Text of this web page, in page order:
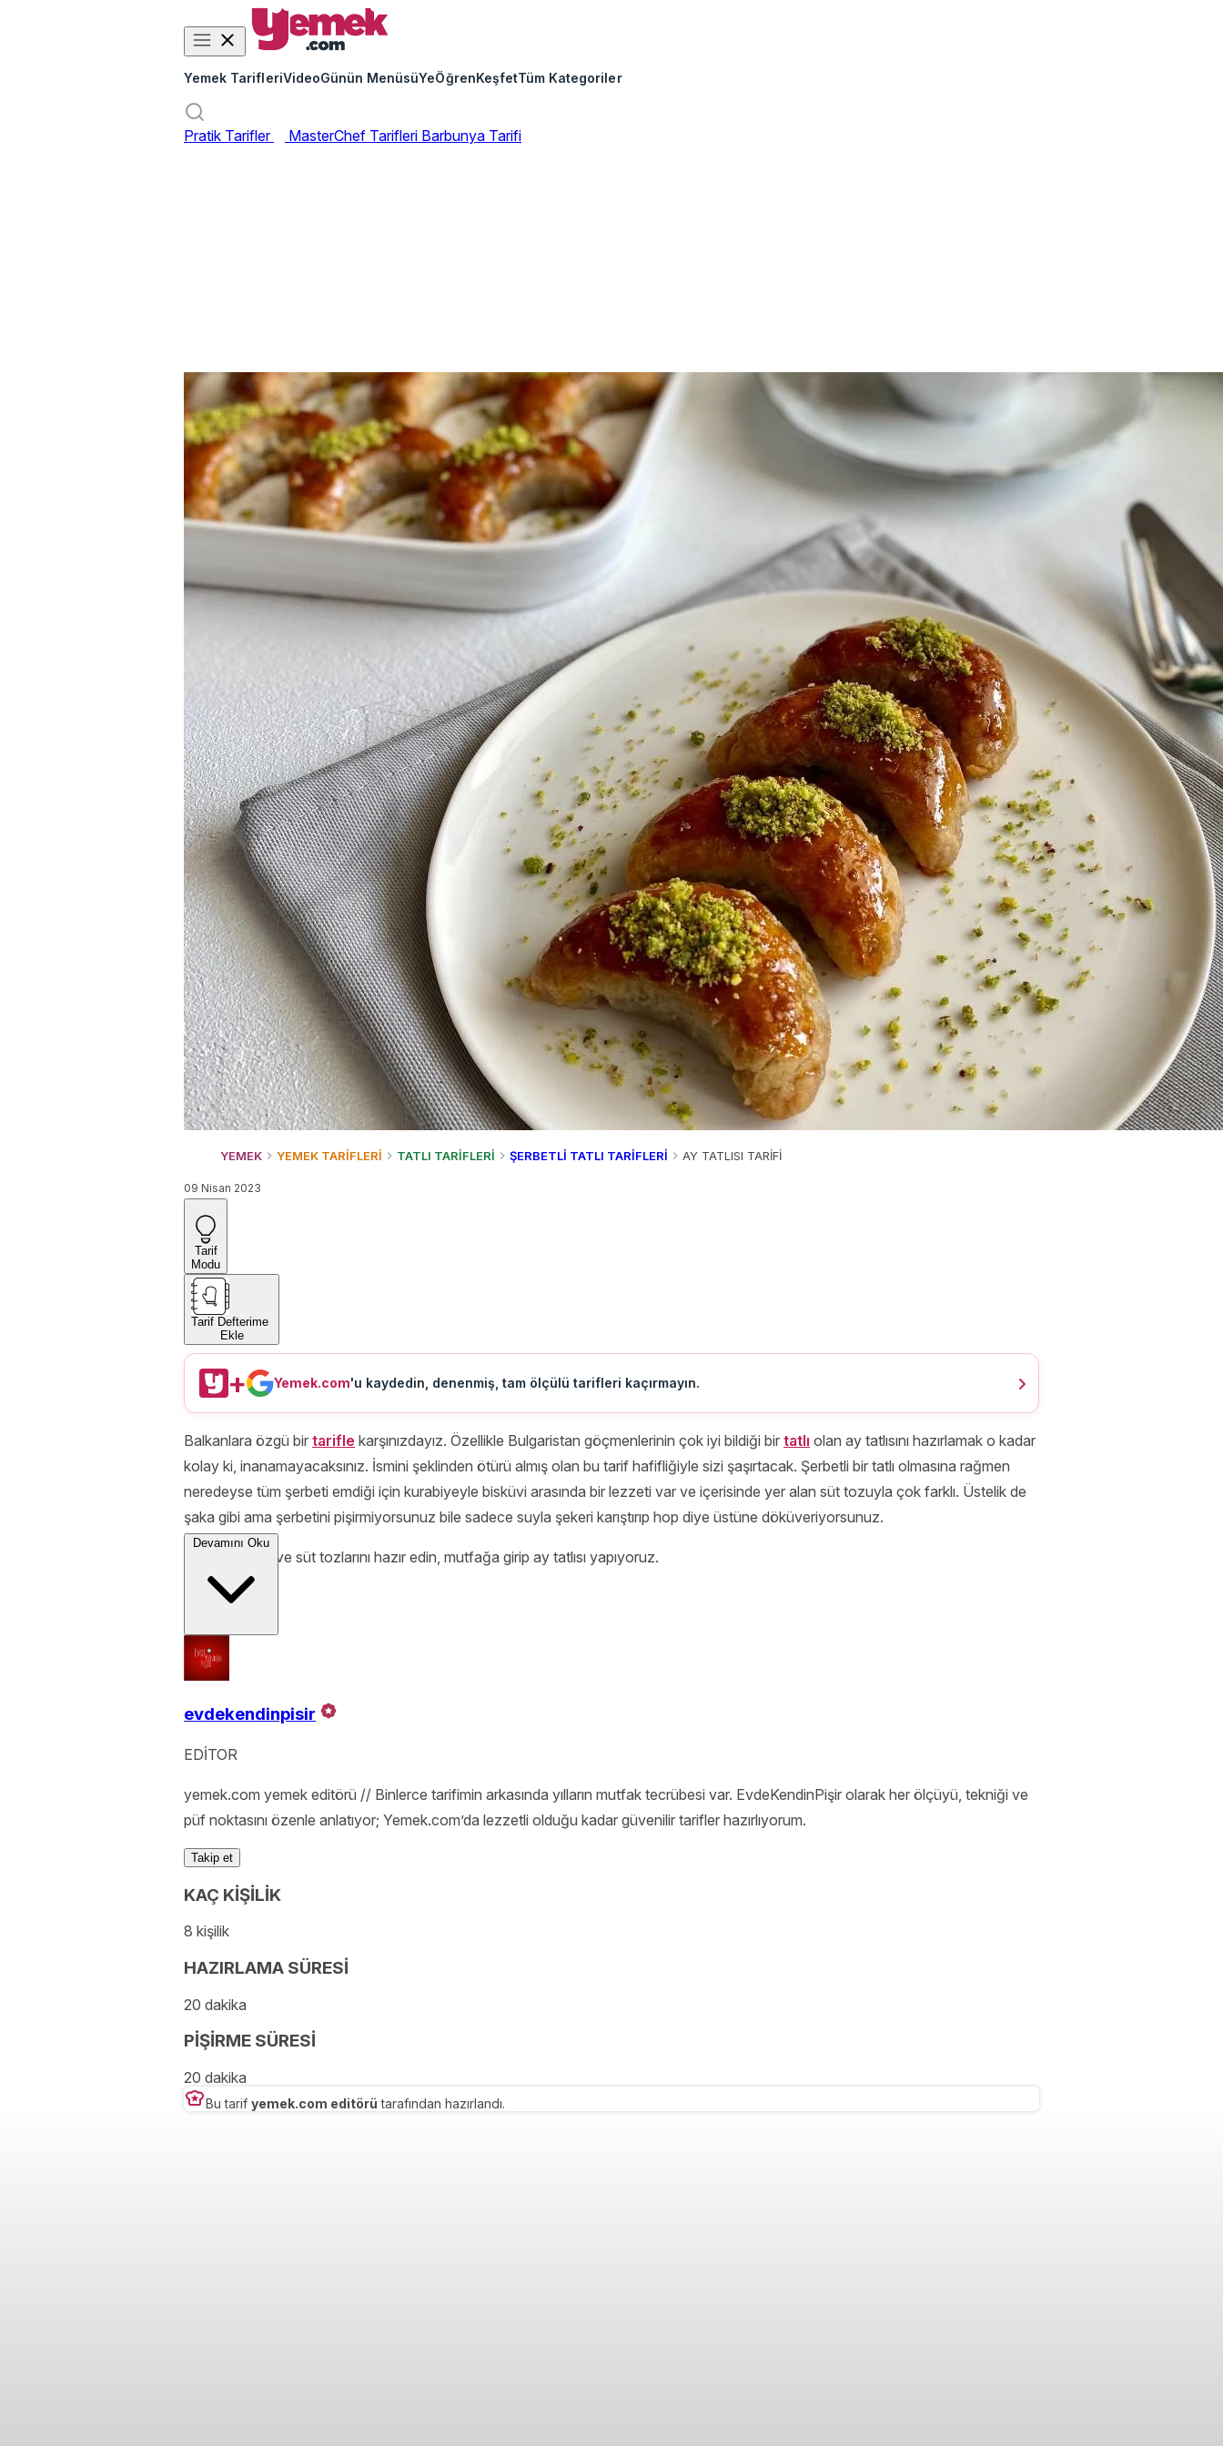
Yemek TarifleriVideoGünün MenüsüYeÖğrenKeşfetTüm Kategoriler
Pratik Tarifler MasterChef Tarifleri Barbunya Tarifi
YEMEK YEMEK TARİFLERİ TATLI TARİFLERİ ŞERBETLİ TATLI TARİFLERİ AY TATLISI TARİFİ
09 Nisan 2023
Tarif
Modu
Tarif Defterime
Ekle
+ Yemek.com'u kaydedin, denenmiş, tam ölçülü tarifleri kaçırmayın.
Balkanlara özgü bir tarifle karşınızdayız. Özellikle Bulgaristan göçmenlerinin çok iyi bildiği bir tatlı olan ay tatlısını hazırlamak o kadar
kolay ki, inanamayacaksınız. İsmini şeklinden ötürü almış olan bu tarif hafifliğiyle sizi şaşırtacak. Şerbetli bir tatlı olmasına rağmen
neredeyse tüm şerbeti emdiği için kurabiyeyle bisküvi arasında bir lezzeti var ve içerisinde yer alan süt tozuyla çok farklı. Üstelik de
şaka gibi ama şerbetini pişirmiyorsunuz bile sadece suyla şekeri karıştırıp hop diye üstüne döküveriyorsunuz.
Kolları sıvayın ve süt tozlarını hazır edin, mutfağa girip ay tatlısı yapıyoruz.
Devamını Oku
evdekendinpisir
EDİTOR
yemek.com yemek editörü // Binlerce tarifimin arkasında yılların mutfak tecrübesi var. EvdeKendinPişir olarak her ölçüyü, tekniği ve
püf noktasını özenle anlatıyor; Yemek.com’da lezzetli olduğu kadar güvenilir tarifler hazırlıyorum.
Takip et
KAÇ KİŞİLİK
8 kişilik
HAZIRLAMA SÜRESİ
20 dakika
PİŞİRME SÜRESİ
20 dakika
Bu tarif yemek.com editörü tarafından hazırlandı.